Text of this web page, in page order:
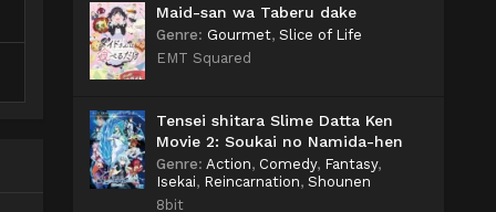
Maid-san wa Taberu dake
Genre: Gourmet, Slice of Life
EMT Squared
Tensei shitara Slime Datta Ken
Movie 2: Soukai no Namida-hen
Genre: Action, Comedy, Fantasy,
Isekai, Reincarnation, Shounen
8bit